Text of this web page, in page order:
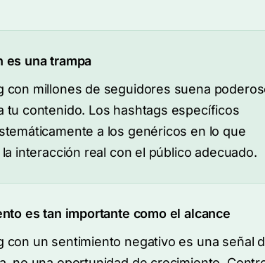
es una trampa
con millones de seguidores suena
tu contenido. Los hashtags específicos
a los genéricos en lo que
interacción real con el público adecuado.
es tan importante como el alcance
con un sentimiento negativo es una señal